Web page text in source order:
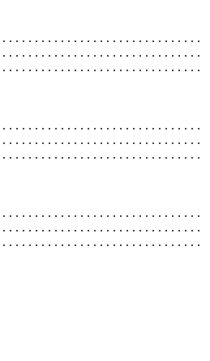
. . . . . . . . . . . . . . . . . . . . . . . . . . . . . .
. . . . . . . . . . . . . . . . . . . . . . . . . . . . . .
. . . . . . . . . . . . . . . . . . . . . . . . . . . . . .
. . . . . . . . . . . . . . . . . . . . . . . . . . . . . .
. . . . . . . . . . . . . . . . . . . . . . . . . . . . . .
. . . . . . . . . . . . . . . . . . . . . . . . . . . . . .
. . . . . . . . . . . . . . . . . . . . . . . . . . . . . .
. . . . . . . . . . . . . . . . . . . . . . . . . . . . . .
. . . . . . . . . . . . . . . . . . . . . . . . . . . . . .